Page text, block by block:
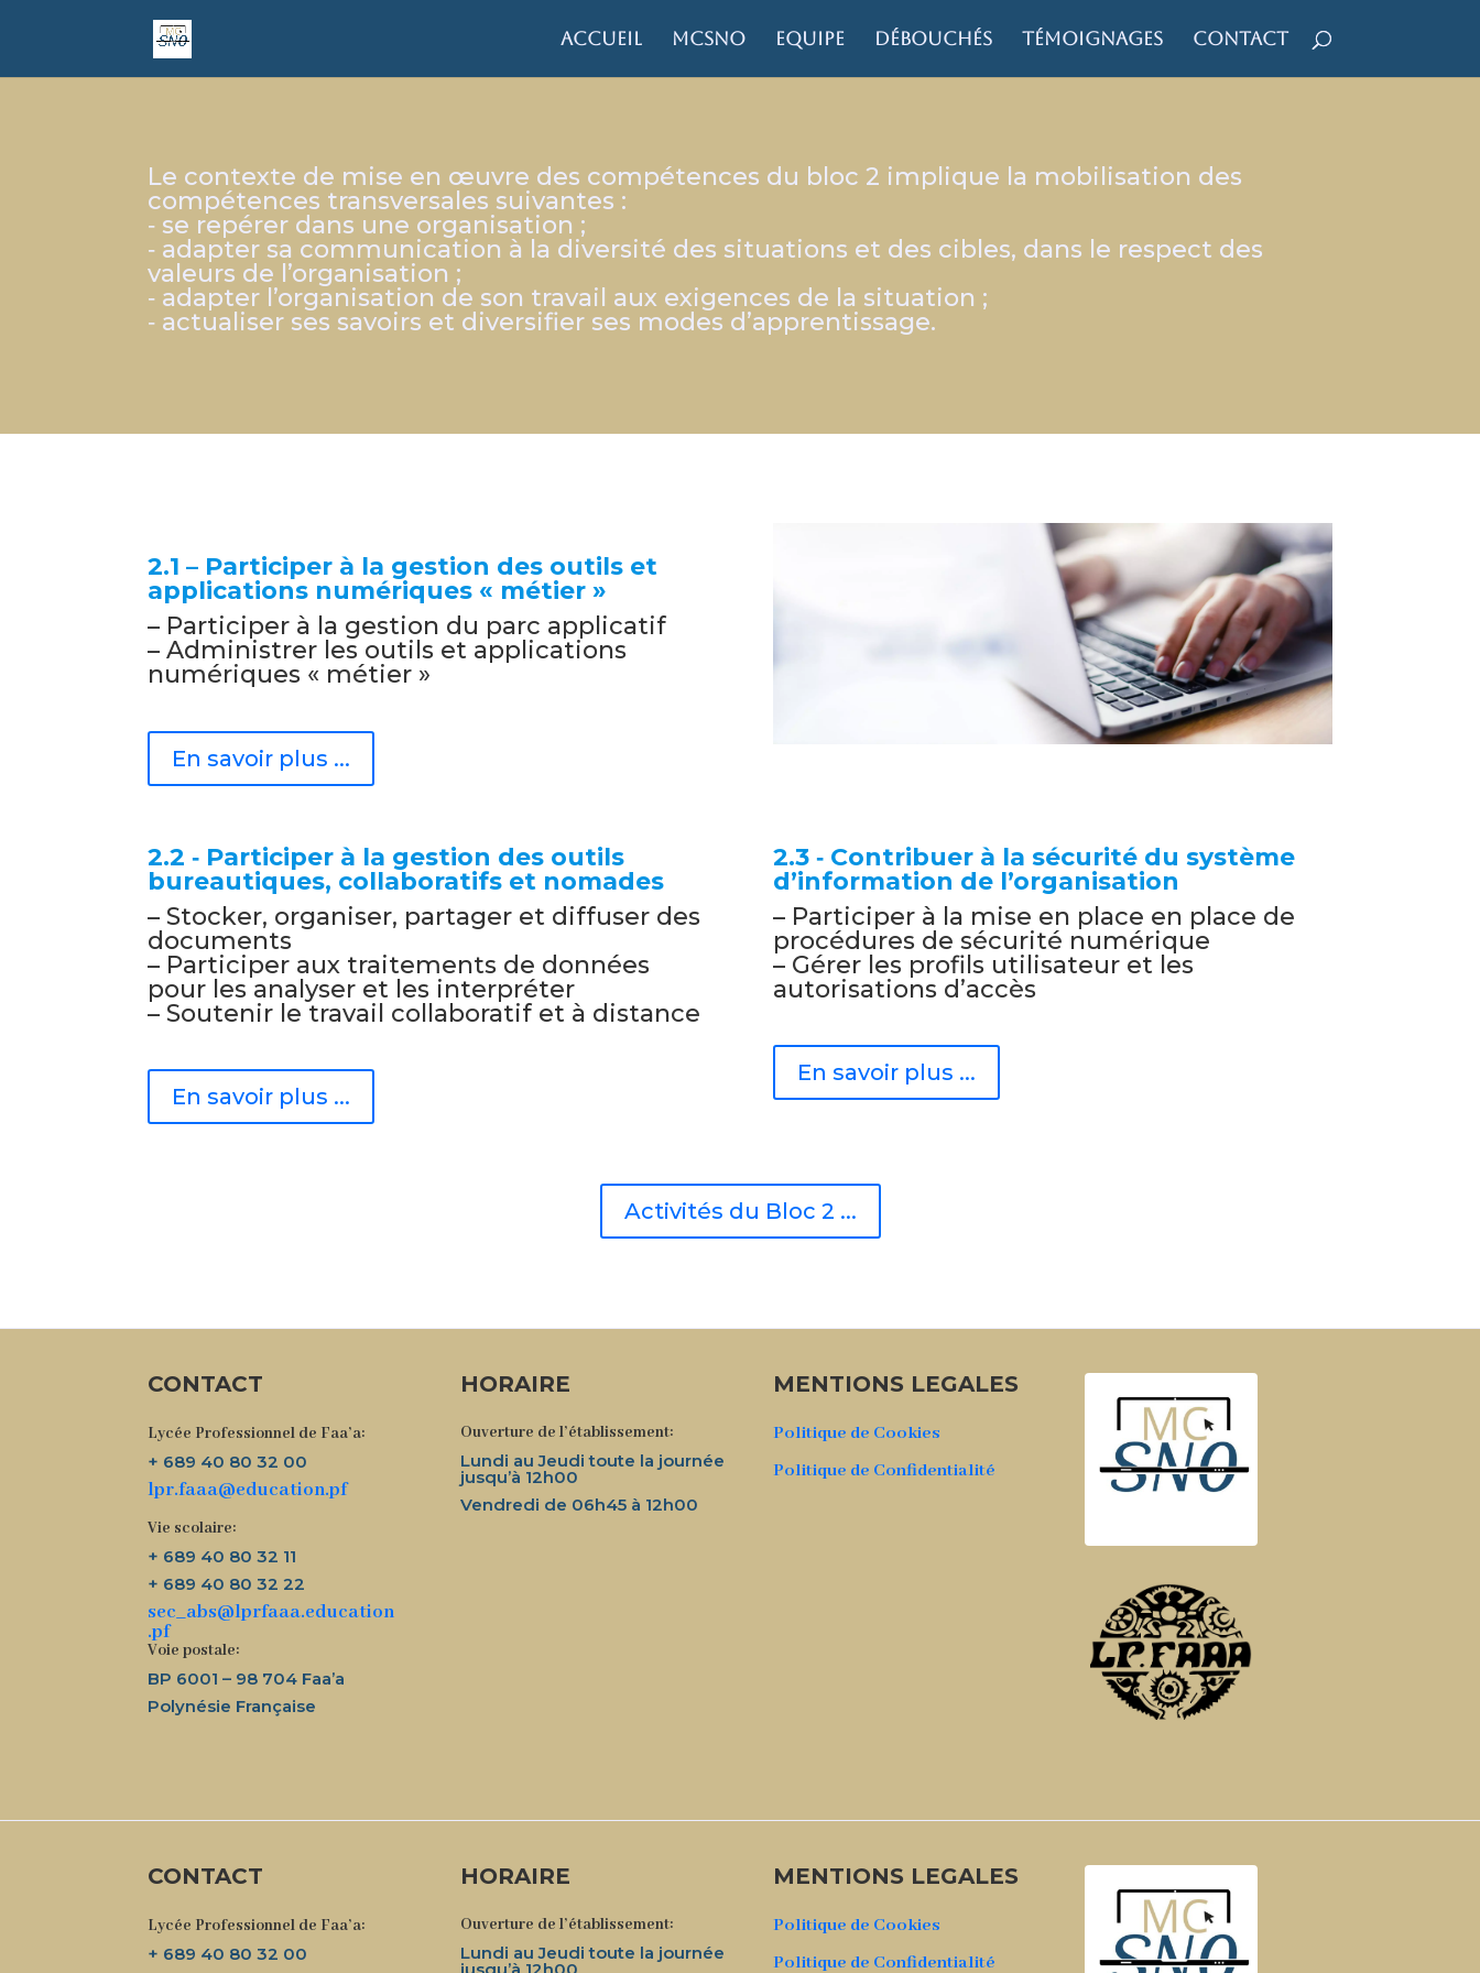
Accueil MCSNO Equipe Débouchés Témoignages Contact
Le contexte de mise en œuvre des compétences du bloc 2 implique la mobilisation des
compétences transversales suivantes :
‐ se repérer dans une organisation ;
‐ adapter sa communication à la diversité des situations et des cibles, dans le respect des
valeurs de l’organisation ;
‐ adapter l’organisation de son travail aux exigences de la situation ;
‐ actualiser ses savoirs et diversifier ses modes d’apprentissage.
2.1 – Participer à la gestion des outils et
applications numériques « métier »
– Participer à la gestion du parc applicatif
– Administrer les outils et applications
numériques « métier »
En savoir plus ...
2.2 ‐ Participer à la gestion des outils
bureautiques, collaboratifs et nomades
– Stocker, organiser, partager et diffuser des
documents
– Participer aux traitements de données
pour les analyser et les interpréter
– Soutenir le travail collaboratif et à distance
En savoir plus ...
2.3 ‐ Contribuer à la sécurité du système
d’information de l’organisation
– Participer à la mise en place en place de
procédures de sécurité numérique
– Gérer les profils utilisateur et les
autorisations d’accès
En savoir plus ...
Activités du Bloc 2 ...
CONTACT
Lycée Professionnel de Faa’a:
+ 689 40 80 32 00
lpr.faaa@education.pf
Vie scolaire:
+ 689 40 80 32 11
+ 689 40 80 32 22
sec_abs@lprfaaa.education
.pf
Voie postale:
BP 6001 – 98 704 Faa’a
Polynésie Française
HORAIRE
Ouverture de l’établissement:
Lundi au Jeudi toute la journée
jusqu’à 12h00
Vendredi de 06h45 à 12h00
MENTIONS LEGALES
Politique de Cookies
Politique de Confidentialité
CONTACT
Lycée Professionnel de Faa’a:
+ 689 40 80 32 00
HORAIRE
Ouverture de l’établissement:
Lundi au Jeudi toute la journée
MENTIONS LEGALES
Politique de Cookies
Politique de Confidentialité